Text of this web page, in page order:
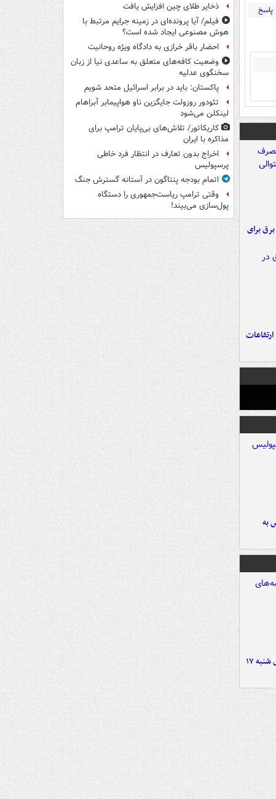
پاسخ
برق برای
به
صفحه نخست روزنامه‌های شنبه ۱۷
ذخایر طلای چین افزایش یافت
فیلم/ آیا پرونده‌ای در زمینه جرایم مرتبط با
هوش مصنوعی ایجاد شده است؟
احضار باقر خرازی به دادگاه ویژه روحانیت
وضعیت کافه‌های متعلق به ساعدی نیا از زبان
سخنگوی عدلیه
پاکستان: باید در برابر اسرائیل متحد شویم
تئودور روزولت جایگزین ناو هواپیمابر آبراهام
لینکلن می‌شود
کاریکاتور/ تلاش‌های بی‌پایان ترامپ برای
مذاکره با ایران
اخراج بدون تعارف در انتظار فرد خاطی
پرسپولیس
اتمام بودجه پنتاگون در آستانه گسترش جنگ
وقتی ترامپ ریاست‌جمهوری را دستگاه
پول‌سازی می‌بیند!